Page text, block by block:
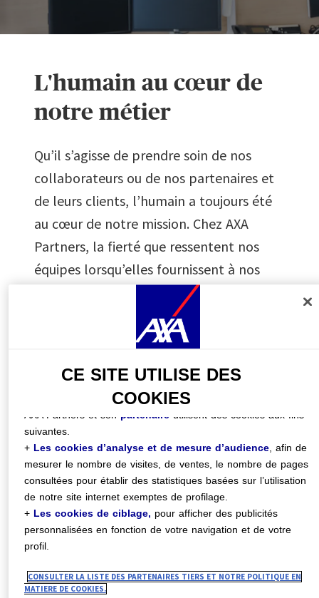
L'humain au cœur de
notre métier
Qu’il s’agisse de prendre soin de nos
collaborateurs ou de nos partenaires et
de leurs clients, l’humain a toujours été
au cœur de notre mission. Chez AXA
Partners, la fierté que ressentent nos
équipes lorsqu’elles fournissent à nos
clients les meilleures solutions est notre
plus grande force. Nous sommes
également convaincus que c’est en
garantissons à nos clients le service qu’ils
C’est pourquoi nous favorisons un
environnement de travail bienveillant, où
tout le monde peut s’exprimer. Les
réalisations personnelles, compétences
et personnalités sont valorisées pour
toujours tendre vers de meilleurs
Découvrez ce qui se passe dans les
CE SITE UTILISE DES
COOKIES
techniques(strictement nécessaires à son fonctionnement)
consentement, des cookies sont susceptibles d’être déposés,
par AXA Partners ou par ses partenaires, pour les finalités ci-
Vous êteslibre d’accepterou derefuserces cookies. Nous
conserverons votre choix pendant6 mois. Il vous est possible
en fonction des
via le Centre de Préférences Cookies :
o Dès maintenant, en cliquant sur
o À tout moment, en cliquant sur le lien
Préférences Cookies » disponible en bas de chaque page du
AXA Partners et son partenaire utilisent des cookies aux fins
suivantes.
+ Les cookies d’analyse et de mesure d’audience, afin de
mesurer le nombre de visites, de ventes, le nombre de pages
consultées pour établir des statistiques basées sur l’utilisation
de notre site internet exemptes de profilage.
+ Les cookies de ciblage, pour afficher des publicités
personnalisées en fonction de votre navigation et de votre
profil.
CONSULTER LA LISTE DES PARTENAIRES TIERS ET NOTRE POLITIQUE EN
MATIERE DE COOKIES.